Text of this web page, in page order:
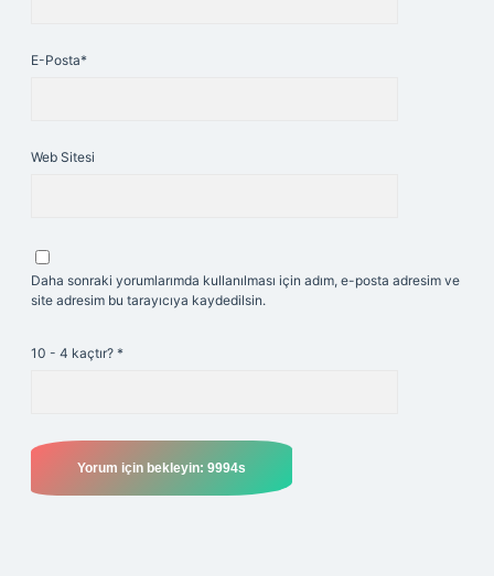
E-Posta*
Web Sitesi
Daha sonraki yorumlarımda kullanılması için adım, e-posta adresim ve
site adresim bu tarayıcıya kaydedilsin.
10 - 4 kaçtır? *